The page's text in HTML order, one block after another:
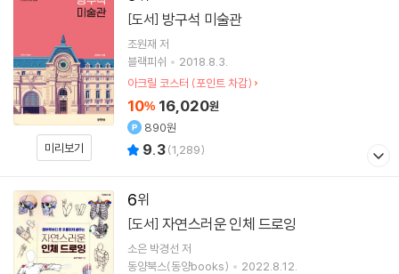
미리보기
[도서] 방구석 미술관
조원재 저
블랙피쉬
2018.8.3.
아크릴 코스터 (포인트 차감)
10% 16,020원
890원
9.3(1,289)
6
[도서] 자연스러운 인체 드로잉
소은 박경선 저
동양북스(동양books)
2022.8.12.